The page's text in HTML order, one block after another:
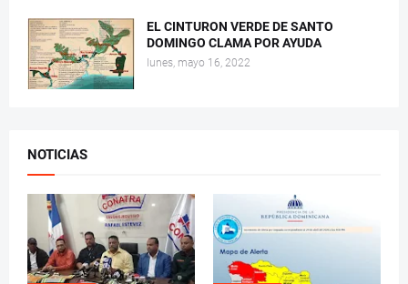
EL CINTURON VERDE DE SANTO
DOMINGO CLAMA POR AYUDA
lunes, mayo 16, 2022
NOTICIAS